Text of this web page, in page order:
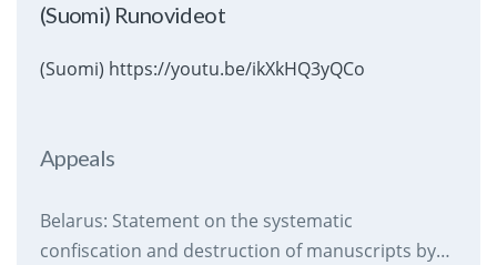
(Suomi) Runovideot
(Suomi) https://youtu.be/ikXkHQ3yQCo
Appeals
Belarus: Statement on the systematic
confiscation and destruction of manuscripts by